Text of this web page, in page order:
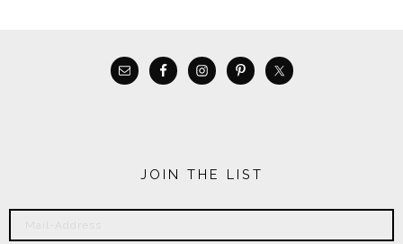
JOIN THE LIST